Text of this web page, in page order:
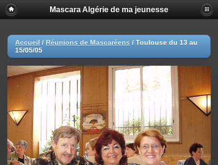
Mascara Algérie de ma jeunesse
Accueil / Réunions de Mascaréens / Toulouse du 13 au
15/05/05